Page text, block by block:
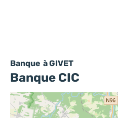
Banque à GIVET
Banque CIC